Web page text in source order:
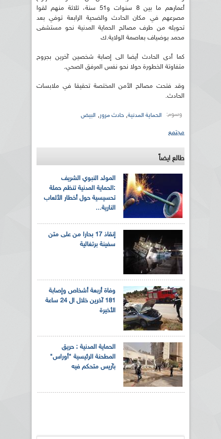
أعمارهم ما بين 8 سنوات و51 سنة، ثلاثة منهم لقوا
مصرعهم في مكان الحادث والضحية الرابعة توفي بعد
تحويله من طرف مصالح الحماية المدنية نحو مستشفى
محمد بوضياف بعاصمة الولاية.ك
كما أدى الحادث أيضا الى إصابة شخصين آخرين بجروح
متفاوتة الخطورة حولا نحو نفس المرفق الصحي.
وقد فتحت مصالح الأمن المختصة تحقيقا في ملابسات
الحادث.
وسوم: الحماية المدنية, حادث مرور, البيض
مجتمع
طالع ايضاً
المولد النبوي الشريف
:الحماية المدنية تنظم حملة
تحسيسية حول أخطار الألعاب
النارية...
إنقاذ 17 بحارا من على متن
سفينة برتغالية
وفاة أربعة أشخاص وإصابة
181 آخرين خلال ال 24 ساعة
الأخيرة
الحماية المدنية : حريق
المطحنة الرئيسية "أوراس"
بآريس متحكم فيه